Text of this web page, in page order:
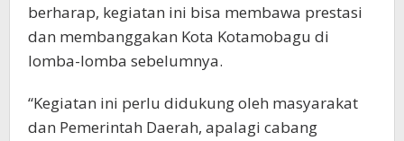
berharap, kegiatan ini bisa membawa prestasi
dan membanggakan Kota Kotamobagu di
lomba-lomba sebelumnya.
“Kegiatan ini perlu didukung oleh masyarakat
dan Pemerintah Daerah, apalagi cabang